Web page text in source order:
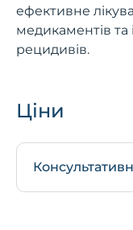
ефективне
медикаментів та
рецидивів.
Ціни